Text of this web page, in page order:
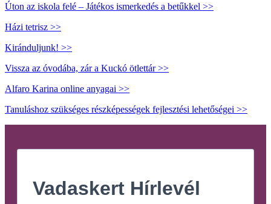
Úton az iskola felé – Játékos ismerkedés a betűkkel >>
Házi tetrisz >>
Kiránduljunk! >>
Vissza az óvodába, zár a Kuckó ötlettár >>
Alfaro Karina online anyagai >>
Tanuláshoz szükséges részképességek fejlesztési lehetőségei >>